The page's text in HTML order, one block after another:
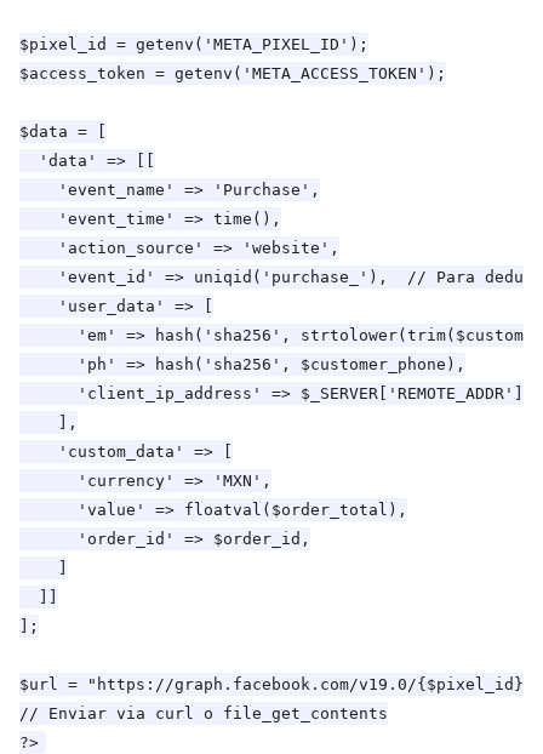
$pixel_id = getenv('META_PIXEL_ID');
$access_token = getenv('META_ACCESS_TOKEN');
$data = [
  'data' => [[
    'event_name' => 'Purchase',
    'event_time' => time(),
    'action_source' => 'website',
'event_id' => uniqid('purchase_'),  // Para
    'user_data' => [
'em' => hash('sha256',
      'ph' => hash('sha256', $customer_phone),
      'client_ip_address' => $_SERVER['REMOTE_ADDR'],
    ],
    'custom_data' => [
      'currency' => 'MXN',
      'value' => floatval($order_total),
      'order_id' => $order_id,
];
$url = "https://graph.facebook.com/v19.0/{$pixel_id}/
// Enviar via curl o file_get_contents
?>